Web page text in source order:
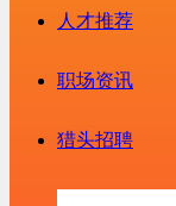
人才推荐
职场资讯
猎头招聘